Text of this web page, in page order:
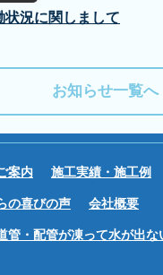
状況に関しまして
お知らせ一覧へ
案内 施工実績・施工例
の喜びの声 会社概要
管・配管が凍って水が出